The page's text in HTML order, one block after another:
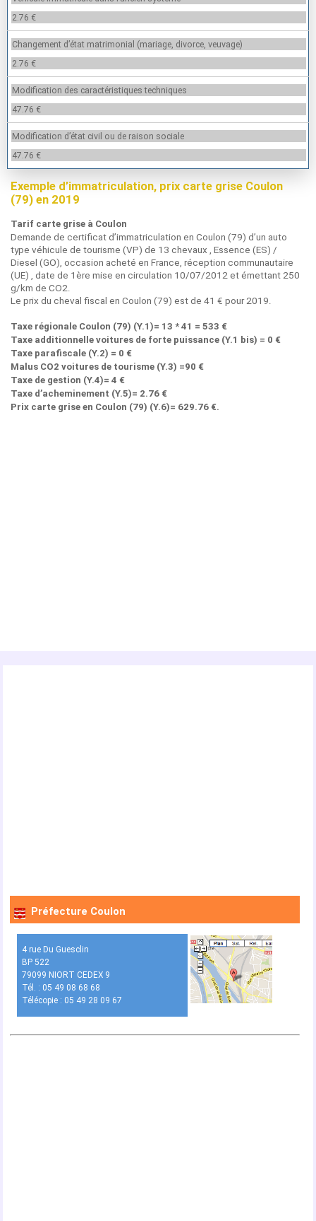
2.76 €
Changement d’état matrimonial (mariage, divorce, veuvage)
2.76 €
Modification des caractéristiques techniques
47.76 €
Modification d’état civil ou de raison sociale
47.76 €
Exemple d’immatriculation, prix carte grise Coulon
(79) en 2019
Tarif carte grise à Coulon
Demande de certificat d’immatriculation en Coulon (79) d’un auto
type véhicule de tourisme (VP) de 13 chevaux , Essence (ES) /
Diesel (GO), occasion acheté en France, réception communautaire
(UE) , date de 1ère mise en circulation 10/07/2012 et émettant 250
g/km de CO2.
Le prix du cheval fiscal en Coulon (79) est de 41 € pour 2019.
Taxe régionale Coulon (79) (Y.1)= 13 * 41 = 533 €
Taxe additionnelle voitures de forte puissance (Y.1 bis) = 0 €
Taxe parafiscale (Y.2) = 0 €
Malus CO2 voitures de tourisme (Y.3) =90 €
Taxe de gestion (Y.4)= 4 €
Taxe d’acheminement (Y.5)= 2.76 €
Prix carte grise en Coulon (79) (Y.6)= 629.76 €.
Préfecture Coulon
4 rue Du Guesclin
BP 522
79099 NIORT CEDEX 9
Tél. : 05 49 08 68 68
Télécopie : 05 49 28 09 67